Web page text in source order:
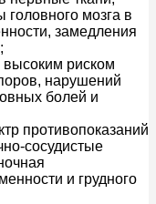
мозга в
замедления
риском
нарушений
болей и
противопоказаний
сосудистые
и грудного